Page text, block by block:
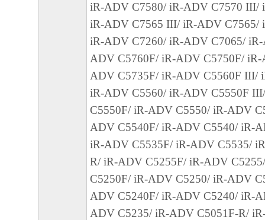
まで有効に存続します。
(2) お客様は、「本ソフトウェア」および
てを廃棄および消去することにより、本契
ることができます。
(3) お客様が本契約書のいずれかの条項に
契約書は直ちに終了します。
(4) お客様は、上記(3)によって本契約書が
やかに、「本ソフトウェア」およびその複
廃棄または消去するものとします。
(5) 上記にかかわらず、本契約書第2条、第
で、第8条第4項および第10条の規定は、
も効力を有します。
iR-ADV C7580/ iR-ADV C7570 III/
iR-ADV C7565 III/ iR-ADV C7565/
iR-ADV C7260/ iR-ADV C7065/
ADV C5760F/ iR-ADV C5750F/
ADV C5735F/ iR-ADV C5560F III/
iR-ADV C5560/ iR-ADV C5550F
C5550F/ iR-ADV C5550/ iR-ADV
ADV C5540F/ iR-ADV C5540/ iR-
iR-ADV C5535F/ iR-ADV C5535/
R/ iR-ADV C5255F/ iR-ADV
C5250F/ iR-ADV C5250/ iR-ADV
ADV C5240F/ iR-ADV C5240/ iR-
ADV C5235/ iR-ADV C5051F-R/